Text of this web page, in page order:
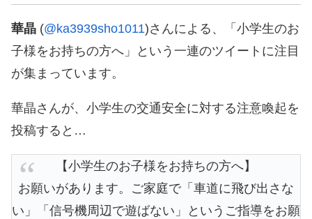
華晶 (@ka3939sho1011)さんによる、「小学生のお
子様をお持ちの方へ」という一連のツイートに注目
が集まっています。
華晶さんが、小学生の交通安全に対する注意喚起を
投稿すると…
【小学生のお子様をお持ちの方へ】
お願いがあります。ご家庭で「車道に飛び出さな
い」「信号機周辺で遊ばない」というご指導をお願